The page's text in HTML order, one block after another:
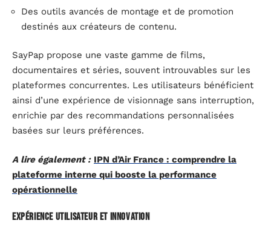
Des outils avancés de montage et de promotion
destinés aux créateurs de contenu.
SayPap propose une vaste gamme de films,
documentaires et séries, souvent introuvables sur les
plateformes concurrentes. Les utilisateurs bénéficient
ainsi d’une expérience de visionnage sans interruption,
enrichie par des recommandations personnalisées
basées sur leurs préférences.
A lire également : IPN d’Air France : comprendre la
plateforme interne qui booste la performance
opérationnelle
Expérience utilisateur et innovation